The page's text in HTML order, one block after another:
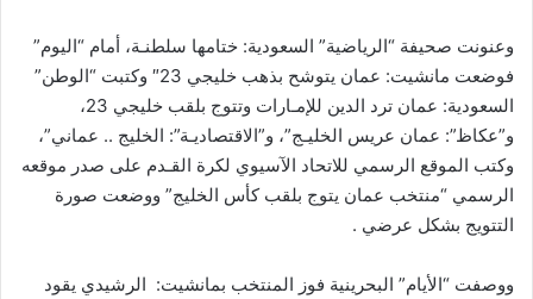
وعنونت صحيفة “الرياضية” السعودية: ختامها سلطنـة، أمام “اليوم”
فوضعت مانشيت: عمان يتوشح بذهب خليجي 23″ وكتبت “الوطن”
السعودية: عمان ترد الدين للإمـارات وتتوج بلقب خليجي 23،
و”عكاظ”: عمان عريس الخليـج”، و”الاقتصاديـة”: الخليج .. عماني”،
وكتب الموقع الرسمي للاتحاد الآسيوي لكرة القـدم على صدر موقعه
الرسمي “منتخب عمان يتوج بلقب كأس الخليج” ووضعت صورة
التتويج بشكل عرضي .
ووصفت “الأيام” البحرينية فوز المنتخب بمانشيت: الرشيدي يقود